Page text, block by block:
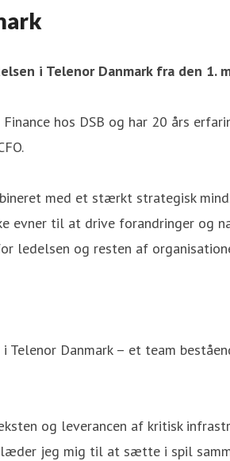
i Telenor Danmark fra den 1.
hos DSB og har 20 års
med et stærkt strategisk
til at drive forandringer og
og resten af
Danmark – et team
og leverancen af kritisk
jeg mig til at sætte i spil